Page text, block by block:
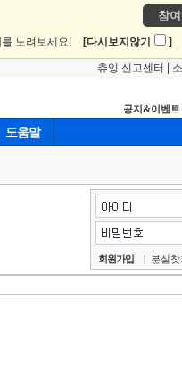
참여
를 노려보세요! [다시보지않기 ]
츄잉 신고센터
공지&이벤트
도움말
회원가입 | 분실찾